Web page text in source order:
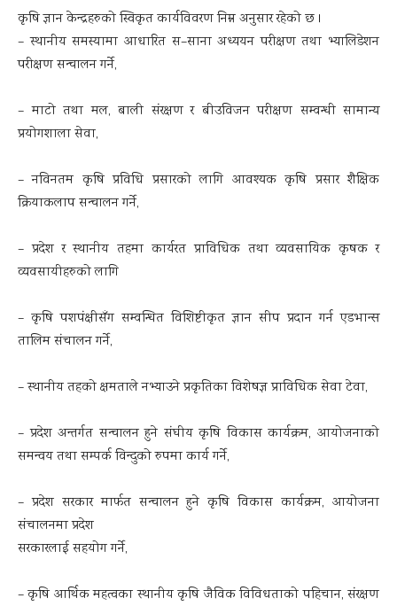
कृषि ज्ञान केन्द्रहरुको स्विकृत कार्यविवरण निम्न अनुसार रहेको छ ।
– स्थानीय समस्यामा आधारित स–साना अध्ययन परीक्षण तथा भ्यालिडेशन
परीक्षण सन्चालन गर्ने,
– माटो तथा मल, बाली संरक्षण र बीउविजन परीक्षण सम्वन्धी सामान्य
प्रयोगशाला सेवा,
– नविनतम कृषि प्रविधि प्रसारको लागि आवश्यक कृषि प्रसार शैक्षिक
क्रियाकलाप सन्चालन गर्ने,
– प्रदेश र स्थानीय तहमा कार्यरत प्राविधिक तथा व्यवसायिक कृषक र
व्यवसायीहरुको लागि
– कृषि पशपंक्षीसँग सम्वन्धित विशिष्टीकृत ज्ञान सीप प्रदान गर्न एडभान्स
तालिम संचालन गर्ने,
– स्थानीय तहको क्षमताले नभ्याउने प्रकृतिका विशेषज्ञ प्राविधिक सेवा टेवा,
– प्रदेश अन्तर्गत सन्चालन हुने संघीय कृषि विकास कार्यक्रम, आयोजनाको
समन्वय तथा सम्पर्क विन्दुको रुपमा कार्य गर्ने,
– प्रदेश सरकार मार्फत सन्चालन हुने कृषि विकास कार्यक्रम, आयोजना
संचालनमा प्रदेश
सरकारलाई सहयोग गर्ने,
– कृषि आर्थिक महत्वका स्थानीय कृषि जैविक विविधताको पहिचान, संरक्षण